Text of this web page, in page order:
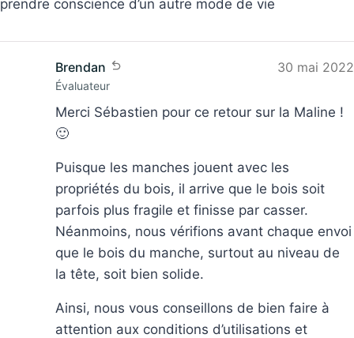
prendre conscience d’un autre mode de vie
Brendan
Évaluateur
30 mai 2022
Merci Sébastien pour ce retour sur la Maline !
🙂
Puisque les manches jouent avec les
propriétés du bois, il arrive que le bois soit
parfois plus fragile et finisse par casser.
Néanmoins, nous vérifions avant chaque envoi
que le bois du manche, surtout au niveau de
la tête, soit bien solide.
Ainsi, nous vous conseillons de bien faire à
attention aux conditions d’utilisations et